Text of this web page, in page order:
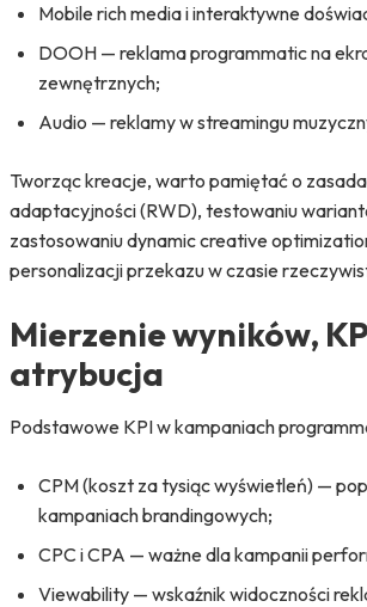
Mobile rich media i interaktywne
DOOH — reklama programmatic na
zewnętrznych;
Audio — reklamy w streamingu
Tworząc kreacje, warto pamiętać o
adaptacyjności (RWD), testowaniu
zastosowaniu dynamic creative
personalizacji przekazu w czasie
Mierzenie wyników,
atrybucja
Podstawowe KPI w kampaniach
CPM (koszt za tysiąc wyświetleń) —
kampaniach brandingowych;
CPC i CPA — ważne dla kampanii
Viewability — wskaźnik widoczności